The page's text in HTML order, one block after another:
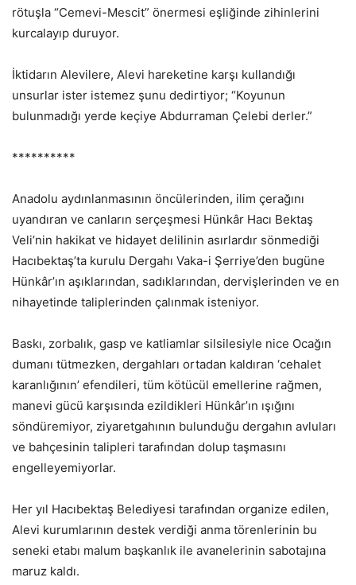
rötuşla “Cemevi-Mescit” önermesi eşliğinde zihinlerini
kurcalayıp duruyor.
İktidarın Alevilere, Alevi hareketine karşı kullandığı
unsurlar ister istemez şunu dedirtiyor; “Koyunun
bulunmadığı yerde keçiye Abdurraman Çelebi derler.”
**********
Anadolu aydınlanmasının öncülerinden, ilim çerağını
uyandıran ve canların serçeşmesi Hünkâr Hacı Bektaş
Veli’nin hakikat ve hidayet delilinin asırlardır sönmediği
Hacıbektaş’ta kurulu Dergahı Vaka-i Şerriye’den bugüne
Hünkâr’ın aşıklarından, sadıklarından, dervişlerinden ve en
nihayetinde taliplerinden çalınmak isteniyor.
Baskı, zorbalık, gasp ve katliamlar silsilesiyle nice Ocağın
dumanı tütmezken, dergahları ortadan kaldıran ‘cehalet
karanlığının’ efendileri, tüm kötücül emellerine rağmen,
manevi gücü karşısında ezildikleri Hünkâr’ın ışığını
söndüremiyor, ziyaretgahının bulunduğu dergahın avluları
ve bahçesinin talipleri tarafından dolup taşmasını
engelleyemiyorlar.
Her yıl Hacıbektaş Belediyesi tarafından organize edilen,
Alevi kurumlarının destek verdiği anma törenlerinin bu
seneki etabı malum başkanlık ile avanelerinin sabotajına
maruz kaldı.